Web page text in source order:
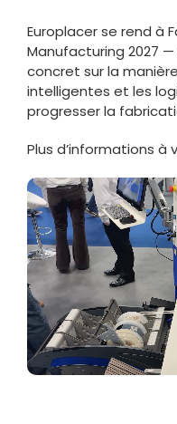
Europlacer se rend à
Manufacturing 2027
concret sur la
intelligentes et les
progresser la
Plus d’informations à